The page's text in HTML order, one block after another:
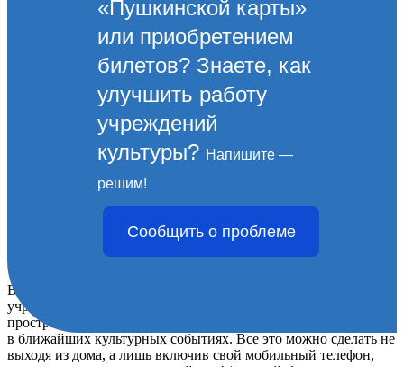
«Пушкинской карты»
или приобретением
билетов? Знаете, как
улучшить работу
учреждений
культуры? Напишите —
решим!
Сообщить о проблеме
«Культура Новороссийска.
Прямой эфир». Афиша
мероприятий на 25 июня.
В рамках проекта «Культура Новороссийска. Прямой эфир»
учреждения культуры проводят мероприятия в виртуальном
пространстве. Приглашаем жителей удаленно принять участие
в ближайших культурных событиях. Все это можно сделать не
выходя из дома, а лишь включив свой мобильный телефон,